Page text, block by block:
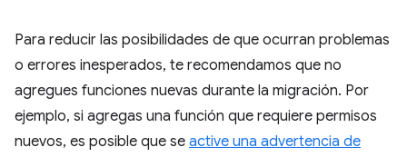
Para reducir las posibilidades de que ocurran problemas
o errores inesperados, te recomendamos que no
agregues funciones nuevas durante la migración. Por
ejemplo, si agregas una función que requiere permisos
nuevos, es posible que se active una advertencia de